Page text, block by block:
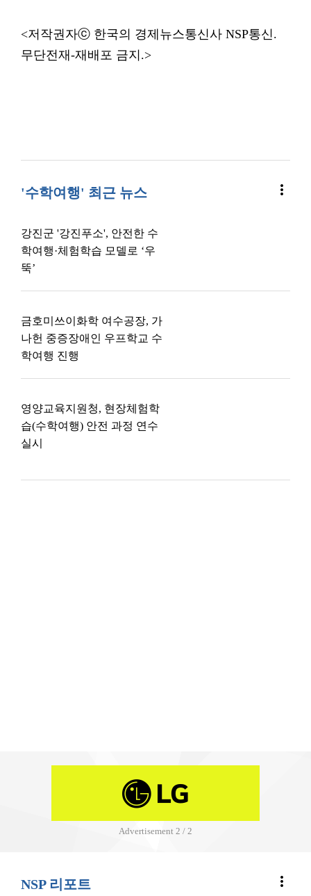
<저작권자ⓒ 한국의 경제뉴스통신사 NSP통신.
무단전재-재배포 금지.>
'수학여행' 최근 뉴스 more_vert
강진군 '강진푸소', 안전한 수
학여행·체험학습 모델로 ‘우
뚝’
금호미쓰이화학 여수공장, 가
나헌 중증장애인 우프학교 수
학여행 진행
영양교육지원청, 현장체험학
습(수학여행) 안전 과정 연수
실시
Advertisement 2 / 2
NSP 리포트 more_vert